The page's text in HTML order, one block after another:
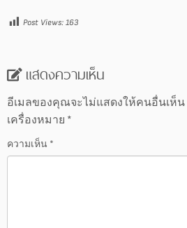
Post Views: 163
แสดงความเห็น
อีเมลของคุณจะไม่แสดงให้คนอื่นเห็น
เครื่องหมาย *
ความเห็น *